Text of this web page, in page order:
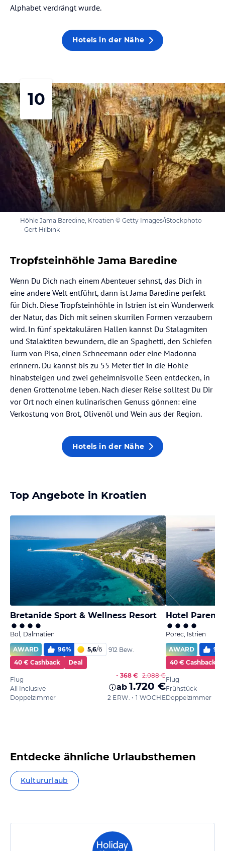
Alphabet verdrängt wurde.
Hotels in der Nähe
10
Höhle Jama Baredine, Kroatien © Getty Images/iStockphoto
- Gert Hilbink
Tropfsteinhöhle Jama Baredine
Wenn Du Dich nach einem Abenteuer sehnst, das Dich in
eine andere Welt entführt, dann ist Jama Baredine perfekt
für Dich. Diese Tropfsteinhöhle in Istrien ist ein Wunderwerk
der Natur, das Dich mit seinen skurrilen Formen verzaubern
wird. In fünf spektakulären Hallen kannst Du Stalagmiten
und Stalaktiten bewundern, die an Spaghetti, den Schiefen
Turm von Pisa, einen Schneemann oder eine Madonna
erinnern. Du kannst bis zu 55 Meter tief in die Höhle
hinabsteigen und zwei geheimnisvolle Seen entdecken, in
denen Grottenolme leben. Nach dieser Reise solltest Du Dir
vor Ort noch einen kulinarischen Genuss gönnen: eine
Verkostung von Brot, Olivenöl und Wein aus der Region.
Hotels in der Nähe
Top Angebote in Kroatien
Bretanide Sport & Wellness Resort
Bol, Dalmatien
AWARD
96% 5,6/6
912 Bew.
40 € Cashback
Deal
Flug
All Inclusive
Doppelzimmer
- 368 € 2.088 €
ab 1.720 €
2 ERW. • 1 WOCHE
Hotel
Porec, Istrien
AWARD
96
40 € Cashback
Flug
Frühstück
Doppelzimmer
Entdecke ähnliche Urlaubsthemen
Kultururlaub